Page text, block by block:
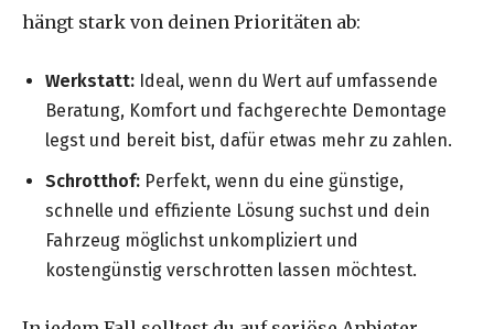
hängt stark von deinen Prioritäten ab:
Werkstatt: Ideal, wenn du Wert auf umfassende
Beratung, Komfort und fachgerechte Demontage
legst und bereit bist, dafür etwas mehr zu zahlen.
Schrotthof: Perfekt, wenn du eine günstige,
schnelle und effiziente Lösung suchst und dein
Fahrzeug möglichst unkompliziert und
kostengünstig verschrotten lassen möchtest.